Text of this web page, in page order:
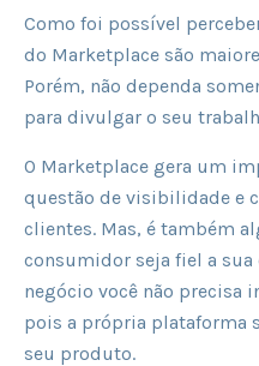
Como foi possível
do Marketplace são
Porém, não dependa
para divulgar o seu
O Marketplace gera um
questão de visibilidade e
clientes. Mas, é também
consumidor seja fiel a sua
negócio você não precisa
pois a própria plataforma
seu produto.